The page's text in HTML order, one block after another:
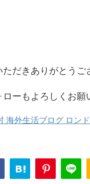
だきありがとうご
ーもよろしくお願